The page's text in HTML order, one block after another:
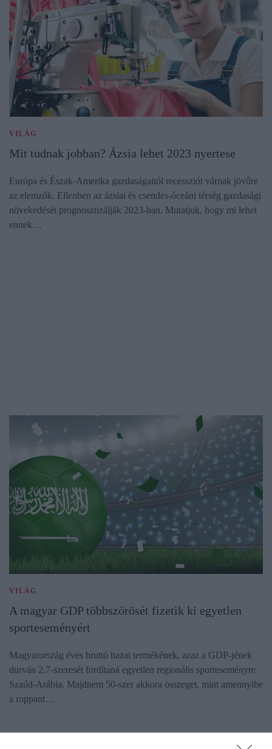
VILÁG
Mit tudnak jobban? Ázsia lehet 2023 nyertese
Európa és Észak-Amerika gazdaságaitól recessziót várnak jövőre
az elemzők. Ellenben az ázsiai és csendes-óceáni térség gazdasági
növekedését prognosztizálják 2023-ban. Mutatjuk, hogy mi lehet
ennek…
VILÁG
A magyar GDP többszörösét fizetik ki egyetlen
sporteseményért
Magyarország éves bruttó hazai termékének, azaz a GDP-jének
durván 2,7-szeresét fordítaná egyetlen regionális sporteseményre
Szaúd-Arábia. Majdnem 50-szer akkora összeget, mint amennyibe
a roppant…